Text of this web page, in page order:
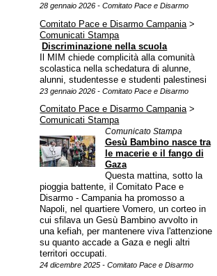
28 gennaio 2026 - Comitato Pace e Disarmo
Comitato Pace e Disarmo Campania >
Comunicati Stampa
Discriminazione nella scuola
Il MIM chiede complicità alla comunità
scolastica nella schedatura di alunne,
alunni, studentesse e studenti palestinesi
23 gennaio 2026 - Comitato Pace e Disarmo
Comitato Pace e Disarmo Campania>
Comunicati Stampa
Comunicato Stampa
Gesù Bambino nasce tra
le macerie e il fango di
Gaza
Questa mattina, sotto la
pioggia battente, il Comitato Pace e
Disarmo - Campania ha promosso a
Napoli, nel quartiere Vomero, un corteo in
cui sfilava un Gesù Bambino avvolto in
una kefiah, per mantenere viva l'attenzione
su quanto accade a Gaza e negli altri
territori occupati.
24 dicembre 2025 - Comitato Pace e Disarmo